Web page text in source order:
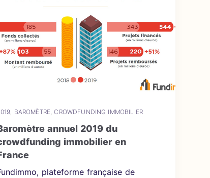
, BAROMÈTRE,CROWDFUNDING IMMOBILIER
annuel 2019 du
immobilier en
plateforme française de